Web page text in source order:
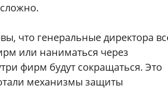
что генеральные директора
или наниматься через
фирм будут сокращаться. Это
механизмы защиты